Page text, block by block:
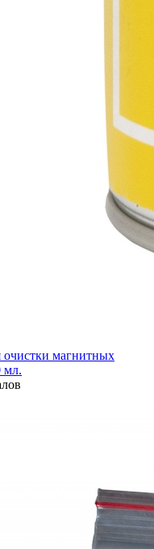
магнитных
мл.